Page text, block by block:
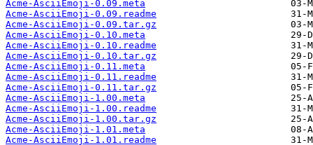
Acme-AsciiEmoji-0.09.meta
Acme-AsciiEmoji-0.09.readme
Acme-AsciiEmoji-0.09.tar.gz
Acme-AsciiEmoji-0.10.meta
Acme-AsciiEmoji-0.10.readme
Acme-AsciiEmoji-0.10.tar.gz
Acme-AsciiEmoji-0.11.meta
Acme-AsciiEmoji-0.11.readme
Acme-AsciiEmoji-0.11.tar.gz
Acme-AsciiEmoji-1.00.meta
Acme-AsciiEmoji-1.00.readme
Acme-AsciiEmoji-1.00.tar.gz
Acme-AsciiEmoji-1.01.meta
Acme-AsciiEmoji-1.01.readme